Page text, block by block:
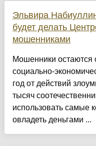
Эльвира
будет делать
мошенниками
Мошенники остаются
социально-
год от действий
тысяч
использовать самые
овладеть деньгами ...